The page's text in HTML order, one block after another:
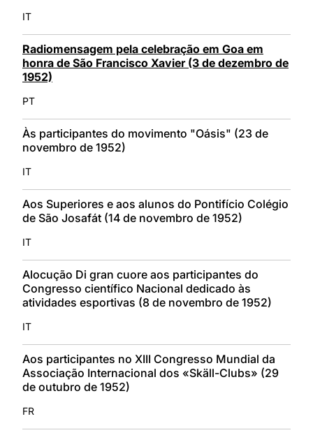
IT
Radiomensagem pela celebração em Goa em
honra de São Francisco Xavier (3 de dezembro de
1952)
PT
Às participantes do movimento "Oásis" (23 de
novembro de 1952)
IT
Aos Superiores e aos alunos do Pontifício Colégio
de São Josafát (14 de novembro de 1952)
IT
Alocução Di gran cuore aos participantes do
Congresso científico Nacional dedicado às
atividades esportivas (8 de novembro de 1952)
IT
Aos participantes no XIII Congresso Mundial da
Associação Internacional dos «Skäll-Clubs» (29
de outubro de 1952)
FR